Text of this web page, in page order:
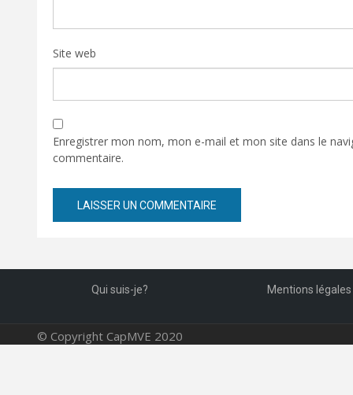
Site web
Enregistrer mon nom, mon e-mail et mon site dans le
commentaire.
Qui suis-je? Mentions légales
© Copyright CapMVE 2020